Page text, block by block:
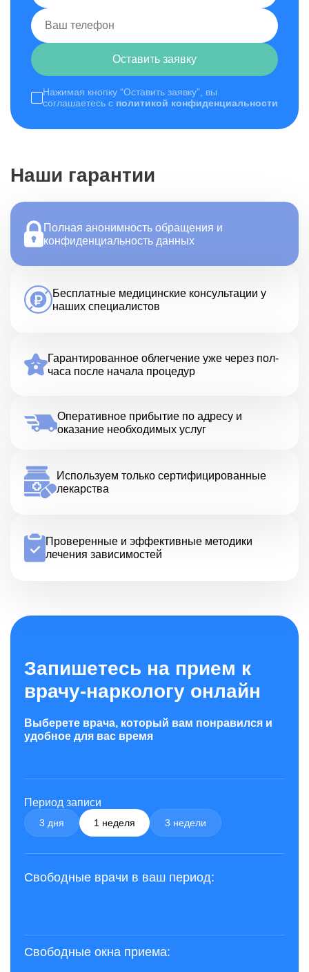
Нажимая кнопку “Оставить заявку”, вы
соглашаетесь с политикой конфиденциальности
Оставить заявку
Наши гарантии
Полная анонимность обращения и
конфиденциальность данных
Бесплатные медицинские консультации у
наших специалистов
Гарантированное облегчение уже через пол-
часа после начала процедур
Оперативное прибытие по адресу и
оказание необходимых услуг
Используем только сертифицированные
лекарства
Проверенные и эффективные методики
лечения зависимостей
Запишетесь на прием к
врачу-наркологу онлайн
Выберете врача, который вам понравился и
удобное для вас время
Период записи
3 дня 1 неделя 3 недели
Свободные врачи в ваш период:
Свободные окна приема: